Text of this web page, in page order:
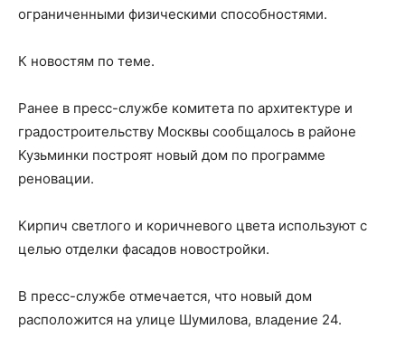
ограниченными физическими способностями.
К новостям по теме.
Ранее в пресс-службе комитета по архитектуре и
градостроительству Москвы сообщалось в районе
Кузьминки построят новый дом по программе
реновации.
Кирпич светлого и коричневого цвета используют с
целью отделки фасадов новостройки.
В пресс-службе отмечается, что новый дом
расположится на улице Шумилова, владение 24.